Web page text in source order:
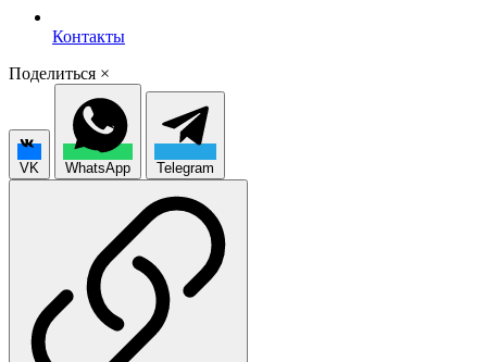
Контакты
Поделиться ×
VK WhatsApp Telegram